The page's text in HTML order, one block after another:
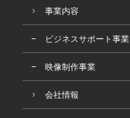
事業内容
ビジネスサポート事業
映像制作事業
会社情報